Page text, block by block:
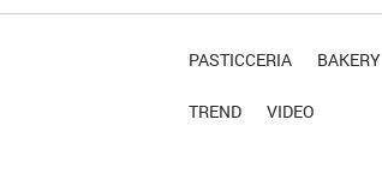
PASTICCERIA BAKERY
TREND VIDEO